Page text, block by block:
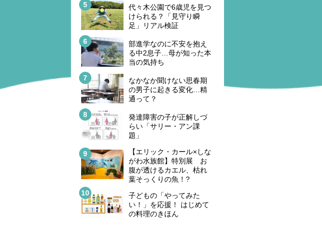
代々木公園で6歳児を見つ
けられる？「見守り瞬
足」リアル検証
部進学なのに不安を抱え
る中2息子…母が知った本
当の気持ち
なかなか聞けない思春期
の男子に起きる変化…精
通って？
発達障害の子が正解しづ
らい「サリー・アン課
題」
【エリック・カール×しな
がわ水族館】特別展 お
腹が透けるカエル、枯れ
葉そっくりの魚！?
子どもの「やってみた
い！」を応援！ はじめて
の料理のきほん